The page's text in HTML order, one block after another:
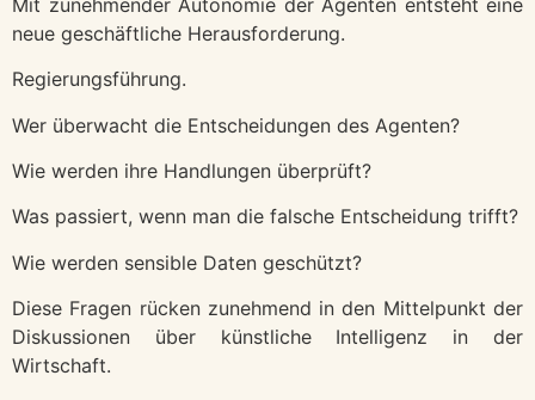
neue geschäftliche Herausforderung.
Regierungsführung.
Wer überwacht die Entscheidungen des Agenten?
Wie werden ihre Handlungen überprüft?
Was passiert, wenn man die falsche Entscheidung trifft?
Wie werden sensible Daten geschützt?
Diese Fragen rücken zunehmend in den Mittelpunkt der
Diskussionen über künstliche Intelligenz in der
Wirtschaft.